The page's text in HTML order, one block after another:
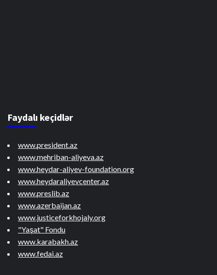
Faydalı keçidlər
www.president.az
www.mehriban-aliyeva.az
www.heydar-aliyev-foundation.org
www.heydaraliyevcenter.az
www.preslib.az
www.azerbaijan.az
www.justiceforkhojaly.org
"Yaşat" Fondu
www.karabakh.az
www.fedai.az